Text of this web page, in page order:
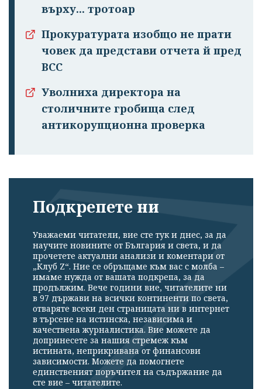
върху... тротоар
Прокуратурата изобщо не прати
човек да представи отчета й пред
ВСС
Уволниха директора на
столичните гробища след
антикорупционна проверка
Подкрепете ни
Уважаеми читатели, вие сте тук и днес, за да
научите новините от България и света, и да
прочетете актуални анализи и коментари от
„Клуб Z“. Ние се обръщаме към вас с молба –
имаме нужда от вашата подкрепа, за да
продължим. Вече години вие, читателите ни
в 97 държави на всички континенти по света,
отваряте всеки ден страницата ни в интернет
в търсене на истинска, независима и
качествена журналистика. Вие можете да
допринесете за нашия стремеж към
истината, неприкривана от финансови
зависимости. Можете да помогнете
единственият поръчител на съдържание да
сте вие – читателите.